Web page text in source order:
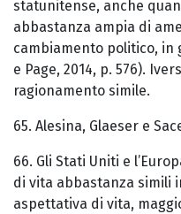
statunitense, anche
abbastanza ampia di
cambiamento politico, in
e Page, 2014, p. 576).
ragionamento simile.
65. Alesina, Glaeser e
66. Gli Stati Uniti e
di vita abbastanza simili
aspettativa di vita,